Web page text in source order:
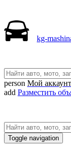
kg-
person Мой аккаунт
add Разместить
Toggle navigation